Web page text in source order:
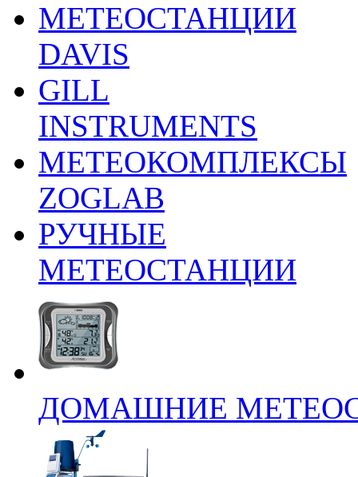
МЕТЕОСТАНЦИИ
DAVIS
GILL
INSTRUMENTS
МЕТЕОКОМПЛЕКСЫ
ZOGLAB
РУЧНЫЕ
МЕТЕОСТАНЦИИ
ДОМАШНИЕ